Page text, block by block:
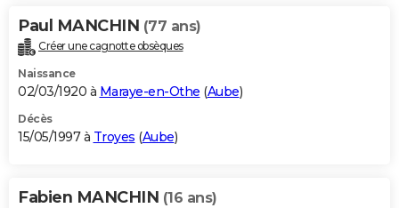
Paul MANCHIN (77 ans)
Créer une cagnotte obsèques
Naissance
02/03/1920 à Maraye-en-Othe (Aube)
Décès
15/05/1997 à Troyes (Aube)
Fabien MANCHIN (16 ans)